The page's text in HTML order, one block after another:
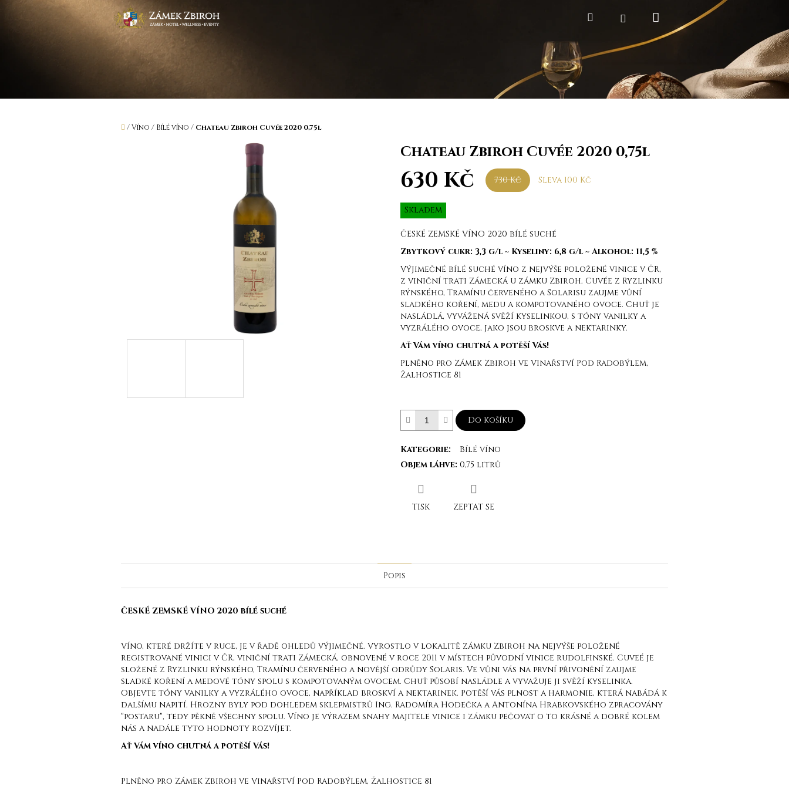
Přejít
Hledat PřihlášeníNákupní
košík
Domů
/Víno / Bílé víno / Chateau Zbiroh Cuvée 2020 0,75l
Chateau Zbiroh Cuvée 2020 0,75l
630 Kč 730 Kč
Sleva 100 Kč
Měrná
cena:
Skladem
ČESKÉ ZEMSKÉ VÍNO 2020 bílé suché
Zbytkový cukr: 3,3 g/l ~ Kyseliny: 6,8 g/l~ Alkohol: 11,5 %
Výjimečné bílé suché víno z nejvýše položené vinice v ČR,
z viniční trati Zámecká u zámku Zbiroh. Cuvée z Ryzlinku
rýnského, Tramínu červeného a Solarisu zaujme vůní
sladkého koření, medu a kompotovaného ovoce. Chuť je
nasládlá, vyvážená svěží kyselinkou, s tóny vanilky a
vyzrálého ovoce, jako jsou broskve a nektarinky.
Ať Vám víno chutná a potěší Vás!
Plněno pro Zámek Zbiroh ve Vinařství Pod Radobýlem,
Žalhostice 81
Do košíku
Kategorie:
Bílé víno
Objem láhve: 0,75 litrů
TISK ZEPTAT SE
Popis
ČESKÉ ZEMSKÉ VÍNO 2020 bílé suché
Víno, které držíte v ruce, je v řadě ohledů výjimečné. Vyrostlo v lokalitě zámku Zbiroh na nejvýše položené
registrované vinici v ČR, viniční trati Zámecká, obnovené v roce 2011 v místech původní vinice rudolfinské. Cuveé je
složené z Ryzlinku rýnského, Tramínu červeného a novější odrůdy Solaris. Ve vůni vás na první přivonění zaujme
sladké koření a medové tóny spolu s kompotovaným ovocem. Chuť působí nasládle a vyvažuje ji svěží kyselinka.
Objevte tóny vanilky a vyzrálého ovoce, například broskví a nektarinek. Potěší vás plnost a harmonie, která nabádá k
dalšímu napití. Hrozny byly pod dohledem sklepmistrů Ing. Radomíra Hodečka a Antonína Hrabkovského zpracovány
"postaru", tedy pěkně všechny spolu. Víno je výrazem snahy majitele vinice i zámku pečovat o to krásné a dobré kolem
nás a nadále tyto hodnoty rozvíjet.
Ať Vám víno chutná a potěší Vás!
Plněno pro Zámek Zbiroh ve Vinařství Pod Radobýlem, Žalhostice 81